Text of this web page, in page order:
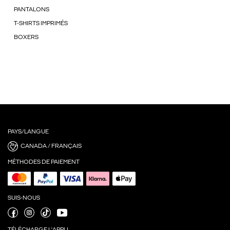
PANTALONS
T-SHIRTS IMPRIMÉS
BOXERS
PAYS/LANGUE
CANADA / FRANÇAIS
MÉTHODES DE PAIEMENT
SUIS-NOUS